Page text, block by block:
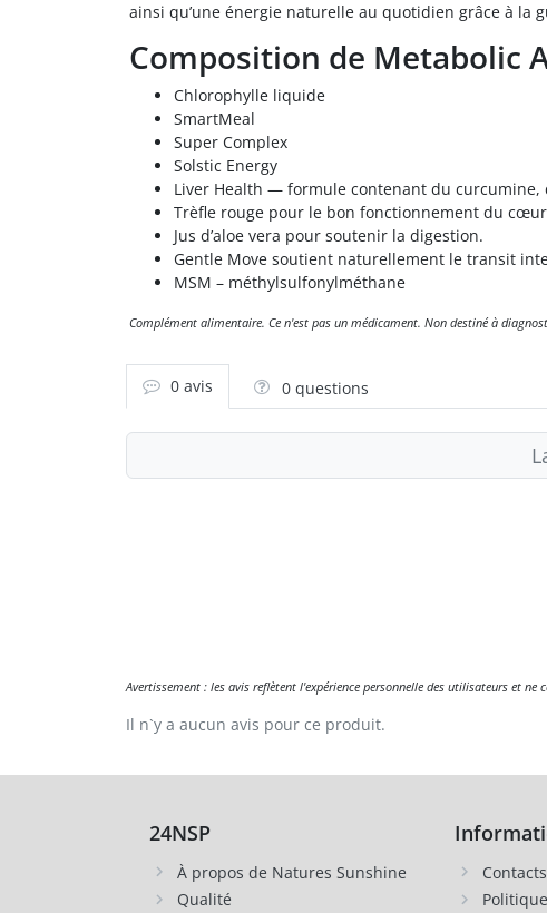
ainsi qu’une énergie naturelle au quotidien grâce à la
Composition de Metabolic
Chlorophylle liquide
SmartMeal
Super Complex
Solstic Energy
Liver Health — formule contenant du
Trèfle rouge pour le bon fonctionnement du
Jus d’aloe vera pour soutenir la digestion.
Gentle Move soutient naturellement le transit
MSM – méthylsulfonylméthane
Complément alimentaire. Ce n'est pas un médicament. Non destiné à
0 avis 0 questions
Avertissement : les avis reflètent l'expérience personnelle des utilisateurs et
Il n`y a aucun avis pour ce produit.
24NSP
À propos de Natures Sunshine
Qualité